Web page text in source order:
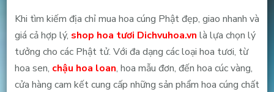
Khi tìm kiếm địa chỉ mua hoa cúng Phật đẹp, giao nhanh và
giá cả hợp lý, shop hoa tươi Dichvuhoa.vn là lựa chọn lý
tưởng cho các Phật tử. Với đa dạng các loại hoa tươi, từ
hoa sen, chậu hoa loan, hoa mẫu đơn, đến hoa cúc vàng,
cửa hàng cam kết cung cấp những sản phẩm hoa cúng chất